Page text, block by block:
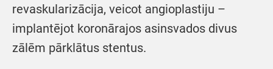
revaskularizācija, veicot angioplastiju –
implantējot koronārajos asinsvados divus
zālēm pārklātus stentus.